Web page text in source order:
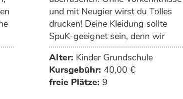
und mit Neugier wirst du Tolles
drucken! Deine Kleidung sollte
SpuK-geeignet sein, denn wir
arbeiten mit Acryl.
Alter: Kinder Grundschule
Kursgebühr: 40,00 €
freie Plätze: 9